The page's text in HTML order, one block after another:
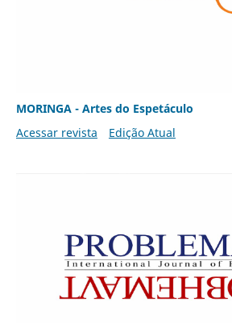
MORINGA - Artes do Espetáculo
Acessar revista
Edição Atual